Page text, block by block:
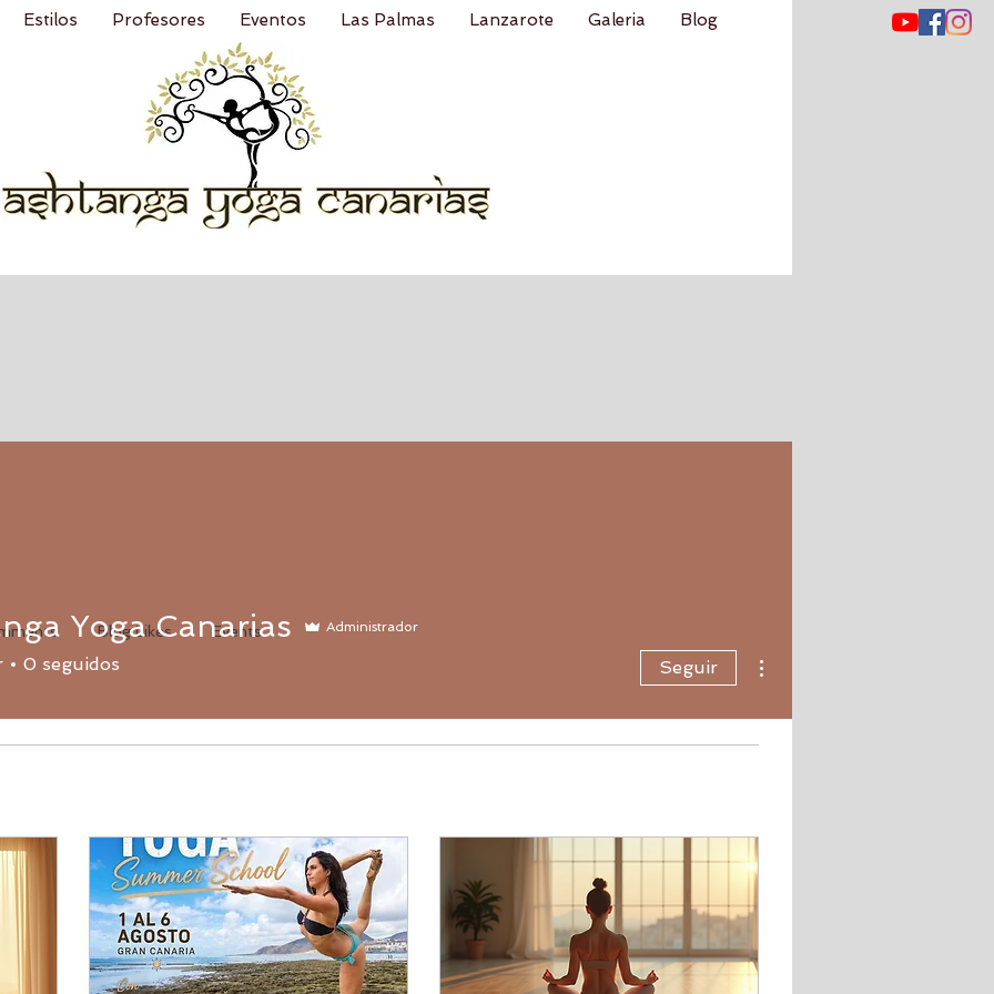
Estilos Profesores Eventos Las Palmas Lanzarote Galeria Blog
Yoga Canarias Administrador
0 seguidos Seguir
Blog Likes Events